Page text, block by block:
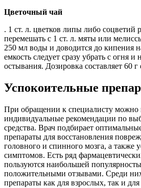
Цветочный чай
. 1 ст. л. цветков липы либо
перемешать с 1 ст. л. мяты или
250 мл воды и доводится до кипения
емкость следует сразу убрать с огня и
остывания. Дозировка составляет 60 г
Успокоительные
При обращении к специалисту можно
индивидуальные рекомендации по
средства. Врач подбирает
препараты для восстановления
головного и спинного мозга, а также
симптомов. Есть ряд
пользуются наибольшей
положительными отзывами. Среди
препараты как для взрослых, так и для